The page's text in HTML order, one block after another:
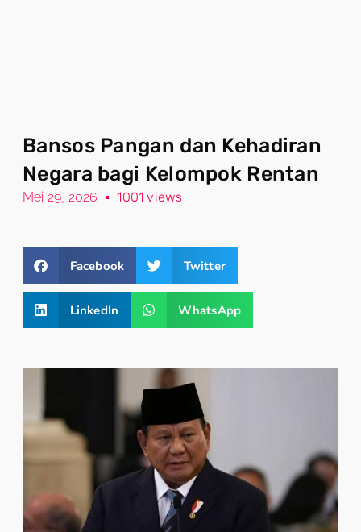
Bansos Pangan dan Kehadiran
Negara bagi Kelompok Rentan
Mei 29, 2026 1001 views
Facebook Twitter
LinkedIn WhatsApp